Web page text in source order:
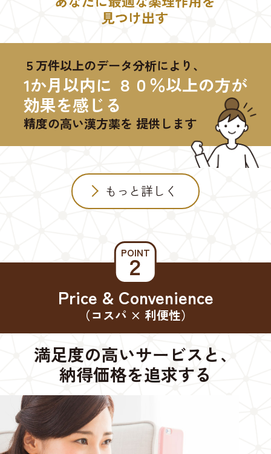
５万件以上のデータ分析により、
1か月以内に ８０％以上の方が
効果を感じる
精度の高い漢方薬を 提供します
もっと詳しく
POINT
２
Price & Convenience
（コスパ × 利便性）
満足度の高いサービスと、
納得価格を追求する